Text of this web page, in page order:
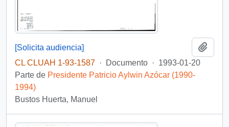
[Solicita audiencia]
CL CLUAH 1-93-1587 · Documento · 1993-01-20
Parte de Presidente Patricio Aylwin Azócar (1990-
1994)
Bustos Huerta, Manuel